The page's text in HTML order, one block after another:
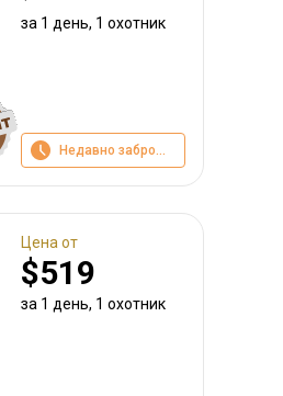
за 1 день, 1 охотник
Недавно забронировано
Цена от
$519
за 1 день, 1 охотник